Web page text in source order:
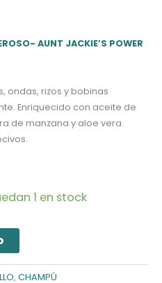
AUNT JACKIE’S POWER
ondas, rizos y bobinas
Enriquecido con aceite de
de manzana y aloe vera.
1 en stock
, CHAMPÚ